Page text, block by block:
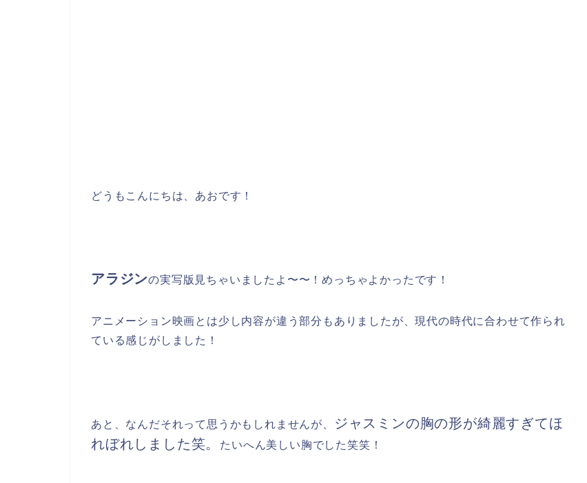
どうもこんにちは、あおです！
アラジンの実写版見ちゃいましたよ〜〜！めっちゃよかったです！
アニメーション映画とは少し内容が違う部分もありましたが、現代の時代に合わせて作られ
ている感じがしました！
あと、なんだそれって思うかもしれませんが、
ジャスミンの胸の形が綺麗すぎてほ
れぼれしました笑。
たいへん美しい胸でした笑笑！